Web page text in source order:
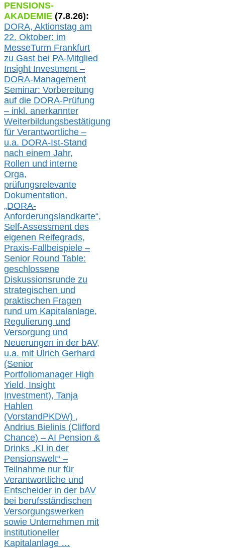
PENSIONS-
AKADEMIE (7.8.26):
DORA, Aktionstag am
22. Oktober: im
MesseTurm Frankfurt
zu Gast bei PA-Mitglied
Insight Investment –
DORA-Management
Seminar: Vorbereitung
auf die DORA-Prüfung
– inkl. anerkannter
Weiterbildungsbestätigung
für Verantwortliche –
u.a. DORA-Ist-Stand
nach einem Jahr,
Rollen und interne
Orga,
prüfungsrelevante
Dokumentation,
„DORA-
Anforderungslandkarte“,
Self-Assessment des
eigenen Reifegrads,
Praxis-Fallbeispiele –
Senior Round Table:
geschlossene
Diskussionsrunde zu
strategischen und
praktischen Fragen
rund um Kapitalanlage,
Regulierung und
Versorgung und
Neuerungen in der bAV,
u.a. mit Ulrich Gerhard
(Senior
Portfoliomanager High
Yield, Insight
Investment), Tanja
Hahlen
(VorstandPKDW) ,
Andrius Bielinis (Clifford
Chance) – AI Pension &
Drinks „KI in der
Pensionswelt“ –
Teilnahme nur für
Verantwortliche und
Entscheider in der bAV
bei berufsständischen
Versorgungswerken
sowie Unternehmen mit
institutioneller
Kapitalanlage …